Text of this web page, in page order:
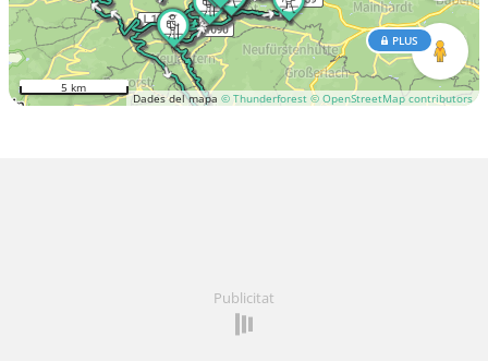
Dades del mapa © Thunderforest © OpenStreetMap contributors
PLUS
5 km
Publicitat